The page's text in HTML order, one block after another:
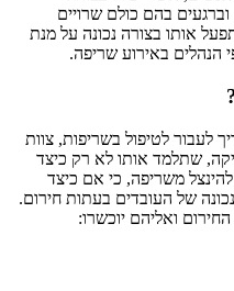
בהם כולם שרויים
אותו בצורה נכונה על מנת
הנהלים באירוע שריפה.
לעבור לטיפול בשריפות, צוות
שתלמד אותו לא רק כיצד
משריפה, כי אם כיצד
של העובדים בעתות חירום.
ואליהם יוכשרו: